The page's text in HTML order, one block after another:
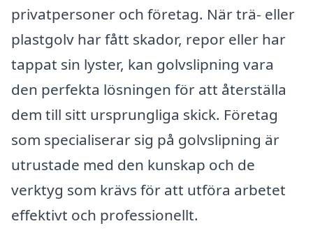
privatpersoner och företag. När trä- eller
plastgolv har fått skador, repor eller har
tappat sin lyster, kan golvslipning vara
den perfekta lösningen för att återställa
dem till sitt ursprungliga skick. Företag
som specialiserar sig på golvslipning är
utrustade med den kunskap och de
verktyg som krävs för att utföra arbetet
effektivt och professionellt.